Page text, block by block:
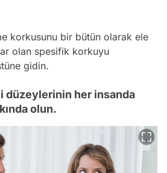
korkusunu bir bütün olarak ele
olan spesifik korkuyu
gidin.
düzeylerinin her insanda
olun.